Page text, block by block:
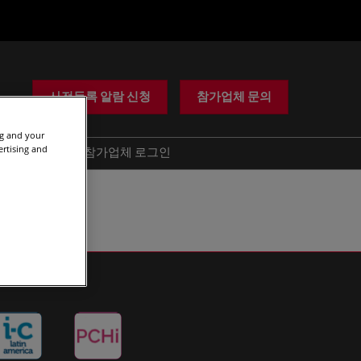
사전등록 알람 신청 참가업체 문의
도움 참가업체 로그인
and your
and